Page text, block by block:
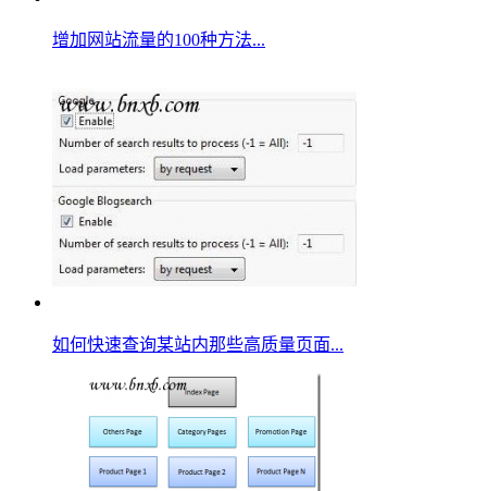
增加网站流量的100种方法...
如何快速查询某站内那些高质量页面...